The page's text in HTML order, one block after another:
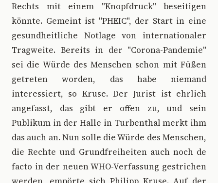
Rechts mit einem "Knopfdruck" beseitigen
könnte. Gemeint ist "PHEIC", der Start in eine
gesundheitliche Notlage von internationaler
Tragweite. Bereits in der "Corona-Pandemie"
sei die Würde des Menschen schon mit Füßen
getreten worden, das habe niemand
interessiert, so Kruse. Der Jurist ist ehrlich
angefasst, das gibt er offen zu, und sein
Publikum in der Halle in Turbenthal merkt ihm
das auch an. Nun solle die Würde des Menschen,
die Rechte und Grundfreiheiten auch noch de
facto in der neuen WHO-Verfassung gestrichen